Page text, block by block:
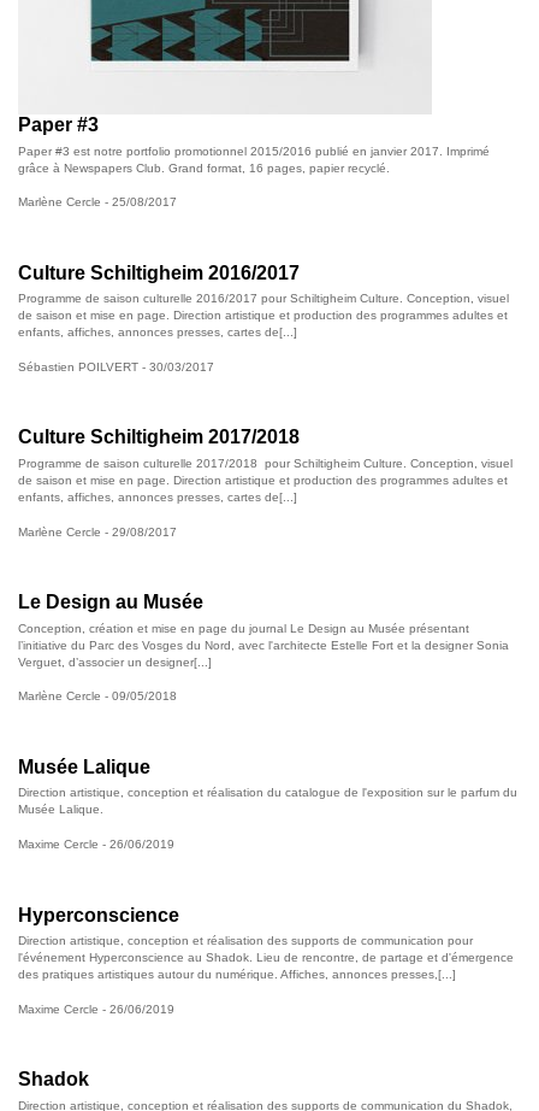
Paper #3
Paper #3 est notre portfolio promotionnel 2015/2016 publié en janvier 2017. Imprimé
grâce à Newspapers Club. Grand format, 16 pages, papier recyclé.
Marlène Cercle - 25/08/2017
Culture Schiltigheim 2016/2017
Programme de saison culturelle 2016/2017 pour Schiltigheim Culture. Conception, visuel
de saison et mise en page. Direction artistique et production des programmes adultes et
enfants, affiches, annonces presses, cartes de[...]
Sébastien POILVERT - 30/03/2017
Culture Schiltigheim 2017/2018
Programme de saison culturelle 2017/2018 pour Schiltigheim Culture. Conception, visuel
de saison et mise en page. Direction artistique et production des programmes adultes et
enfants, affiches, annonces presses, cartes de[...]
Marlène Cercle - 29/08/2017
Le Design au Musée
Conception, création et mise en page du journal Le Design au Musée présentant
l’initiative du Parc des Vosges du Nord, avec l'architecte Estelle Fort et la designer Sonia
Verguet, d’associer un designer[...]
Marlène Cercle - 09/05/2018
Musée Lalique
Direction artistique, conception et réalisation du catalogue de l'exposition sur le parfum du
Musée Lalique.
Maxime Cercle - 26/06/2019
Hyperconscience
Direction artistique, conception et réalisation des supports de communication pour
l'événement Hyperconscience au Shadok. Lieu de rencontre, de partage et d'émergence
des pratiques artistiques autour du numérique. Affiches, annonces presses,[...]
Maxime Cercle - 26/06/2019
Shadok
Direction artistique, conception et réalisation des supports de communication du Shadok,